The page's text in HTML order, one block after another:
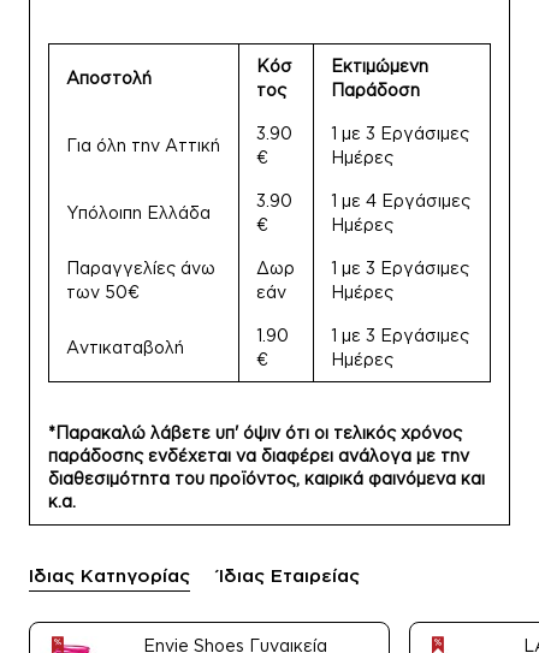
Αποστολή
Κόσ
τος
Εκτιμώμενη
Παράδοση
Για όλη την Αττική
3.90
€
1 με 3 Εργάσιμες
Ημέρες
Υπόλοιπη Ελλάδα
3.90
€
1 με 4 Εργάσιμες
Ημέρες
Παραγγελίες άνω
των 50€
Δωρ
εάν
1 με 3 Εργάσιμες
Ημέρες
Αντικαταβολή
1.90
€
1 με 3 Εργάσιμες
Ημέρες
*Παρακαλώ λάβετε υπ' όψιν ότι οι τελικός χρόνος
παράδοσης ενδέχεται να διαφέρει ανάλογα με την
διαθεσιμότητα του προϊόντος, καιρικά φαινόμενα και
κ.α.
Ίδιας Κατηγορίας Ίδιας Εταιρείας
Envie Shoes Γυναικεία